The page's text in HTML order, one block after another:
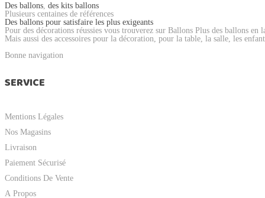
Des ballons, des kits ballons
Plusieurs centaines de références
Des ballons pour satisfaire les plus exigeants
Pour des décorations réussies vous trouverez sur Ballons Plus des ballons en
Mais aussi des accessoires pour la décoration, pour la table, la salle, les
Bonne navigation
SERVICE
Mentions Légales
Nos Magasins
Livraison
Paiement Sécurisé
Conditions De Vente
A Propos